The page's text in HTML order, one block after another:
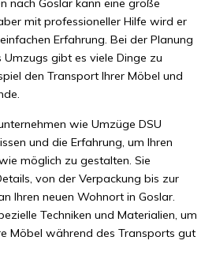
nach Goslar kann eine große
mit professioneller Hilfe wird er
Erfahrung. Bei der Planung
Umzugs gibt es viele Dinge zu
den Transport Ihrer Möbel und
wie Umzüge DSU
und die Erfahrung, um Ihren
möglich zu gestalten. Sie
von der Verpackung bis zur
Ihren neuen Wohnort in Goslar.
Techniken und Materialien, um
Möbel während des Transports gut